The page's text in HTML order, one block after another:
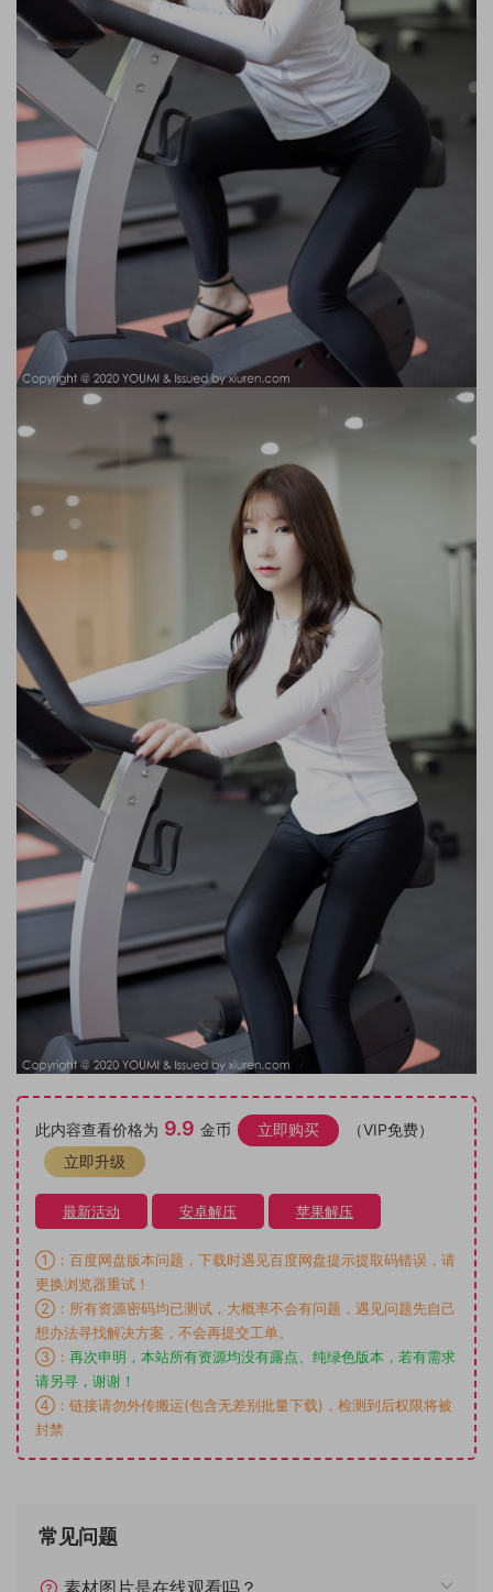
此内容查看价格为 9.9 金币 立即购买
（VIP免费）
立即升级
最新活动 安卓解压 苹果解压
①：百度网盘版本问题，下载时遇见百度网盘提示提取码错误，请
更换浏览器重试！
②：所有资源密码均已测试，大概率不会有问题，遇见问题先自己
想办法寻找解决方案，不会再提交工单。
③： 再次申明，本站所有资源均没有露点、纯绿色版本，若有需求
请另寻，谢谢！
④：链接请勿外传搬运(包含无差别批量下载)，检测到后权限将被
封禁
常见问题
素材图片是在线观看吗？